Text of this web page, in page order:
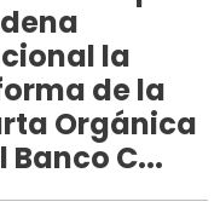
la
de la
Orgánica
Banco C...